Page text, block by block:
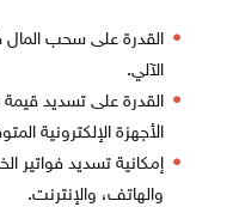
القدرة على سحب
الآلي.
القدرة على تسديد
الأجهزة الإلكترونية
إمكانية تسديد فواتير
والهاتف، والإنترنت.